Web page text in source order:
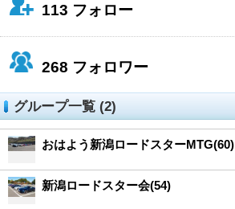
113 フォロー
268 フォロワー
グループ一覧 (2)
おはよう新潟ロードスターMTG(60)
新潟ロードスター会(54)